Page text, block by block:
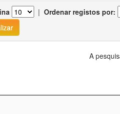
| Ordenar registos por:
A